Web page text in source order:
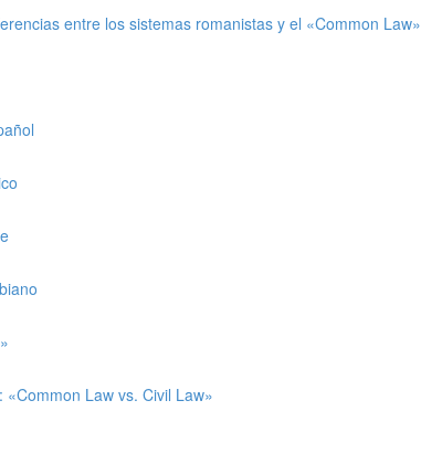
entre los sistemas romanistas y el «Common Law»
Law vs. Civil Law»